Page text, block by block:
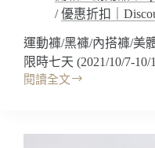
讓
人
覺
/優惠折扣｜
運動褲/黑褲/內搭褲/美
限時七天 (2021/10/7-
閱讀全文
開
SPEEDS.